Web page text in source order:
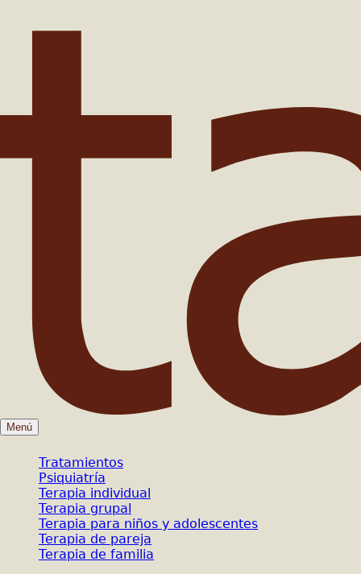
Menú
Tratamientos
Psiquiatría
Terapia individual
Terapia grupal
Terapia para niños y adolescentes
Terapia de pareja
Terapia de familia